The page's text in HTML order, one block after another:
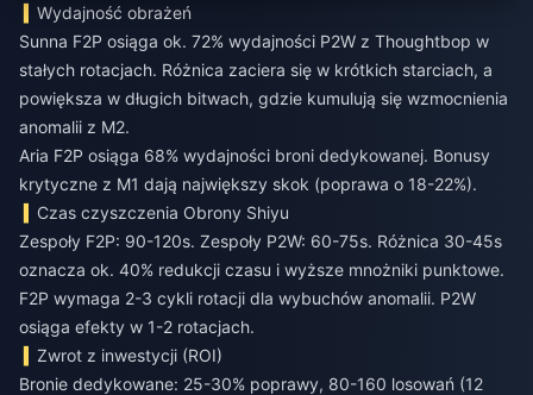
Wydajność obrażeń
Sunna F2P osiąga ok. 72% wydajności P2W z Thoughtbop w
stałych rotacjach. Różnica zaciera się w krótkich starciach, a
powiększa w długich bitwach, gdzie kumulują się wzmocnienia
anomalii z M2.
Aria F2P osiąga 68% wydajności broni dedykowanej. Bonusy
krytyczne z M1 dają największy skok (poprawa o 18-22%).
Czas czyszczenia Obrony Shiyu
Zespoły F2P: 90-120s. Zespoły P2W: 60-75s. Różnica 30-45s
oznacza ok. 40% redukcji czasu i wyższe mnożniki punktowe.
F2P wymaga 2-3 cykli rotacji dla wybuchów anomalii. P2W
osiąga efekty w 1-2 rotacjach.
Zwrot z inwestycji (ROI)
Bronie dedykowane: 25-30% poprawy, 80-160 losowań (12